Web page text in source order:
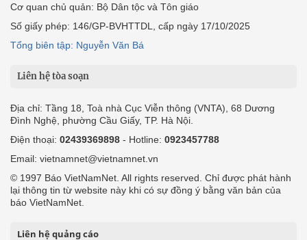
Cơ quan chủ quản: Bộ Dân tộc và Tôn giáo
Số giấy phép: 146/GP-BVHTTDL, cấp ngày 17/10/2025
Tổng biên tập: Nguyễn Văn Bá
Liên hệ tòa soạn
Địa chỉ: Tầng 18, Toà nhà Cục Viễn thông (VNTA), 68 Dương
Đình Nghệ, phường Cầu Giấy, TP. Hà Nội.
Điện thoại: 02439369898 - Hotline: 0923457788
Email: vietnamnet@vietnamnet.vn
© 1997 Báo VietNamNet. All rights reserved. Chỉ được phát hành
lại thông tin từ website này khi có sự đồng ý bằng văn bản của
báo VietNamNet.
Liên hệ quảng cáo